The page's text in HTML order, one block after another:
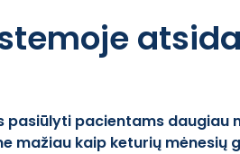
pacientams daugiau
mažiau kaip keturių mėnesių